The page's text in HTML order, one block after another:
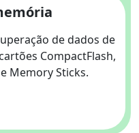
de dados de
CompactFlash,
Memory Sticks.